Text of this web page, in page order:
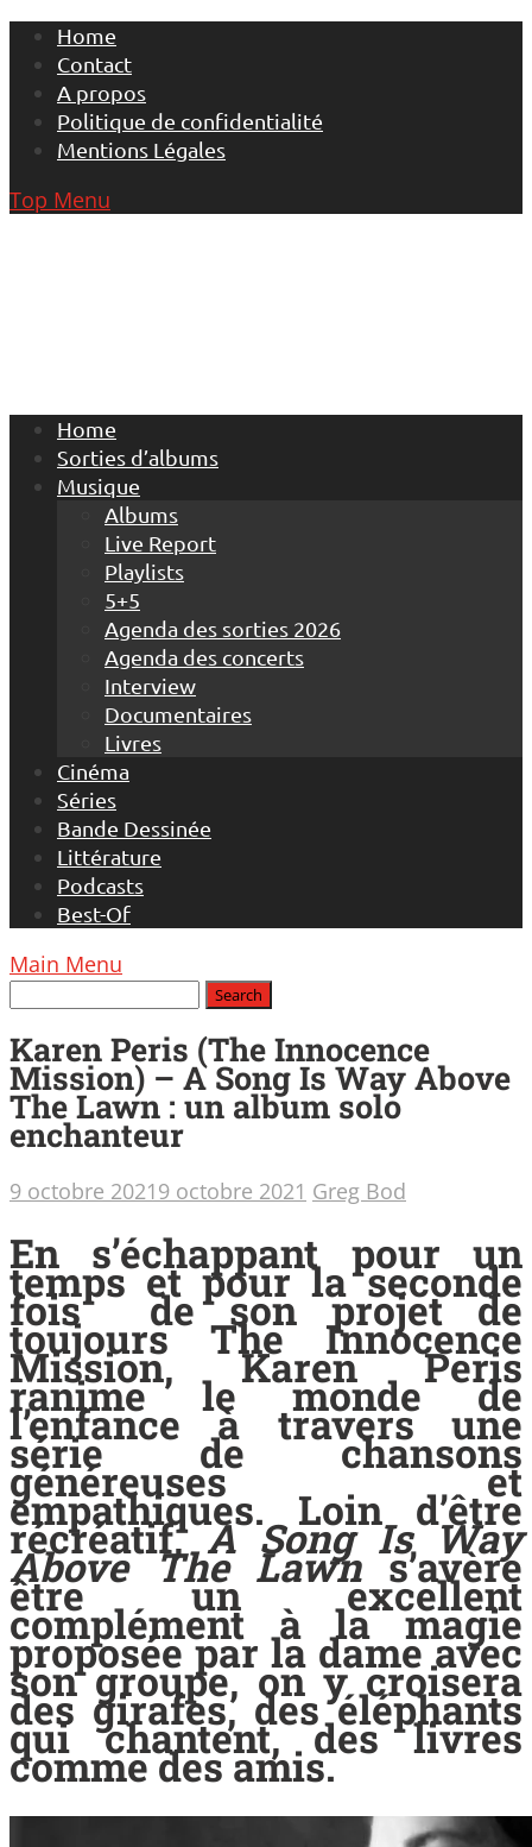
Skip
content
Home
Contact
A propos
Politique de confidentialité
Mentions Légales
Top Menu
Home
Sorties d’albums
Musique
Albums
Live Report
Playlists
5+5
Agenda des sorties 2026
Agenda des concerts
Interview
Documentaires
Livres
Cinéma
Séries
Bande Dessinée
Littérature
Podcasts
Best-Of
Main Menu
Karen Peris (The Innocence
Mission) – A Song Is Way Above
The Lawn : un album solo
enchanteur
9 octobre 20219 octobre 2021 Greg Bod
En s’échappant pour un
temps et pour la seconde
fois de son projet de
toujours The Innocence
Mission, Karen Peris
ranime le monde de
l’enfance à travers une
série de chansons
généreuses et
empathiques. Loin d’être
récréatif,A Song Is Way
Above The Lawns’avère
être un excellent
complément à la magie
proposée par la dame avec
son groupe, on y croisera
des girafes, des éléphants
qui chantent, des livres
comme des amis.